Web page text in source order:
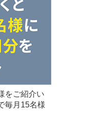
をご紹介い
毎月15名様